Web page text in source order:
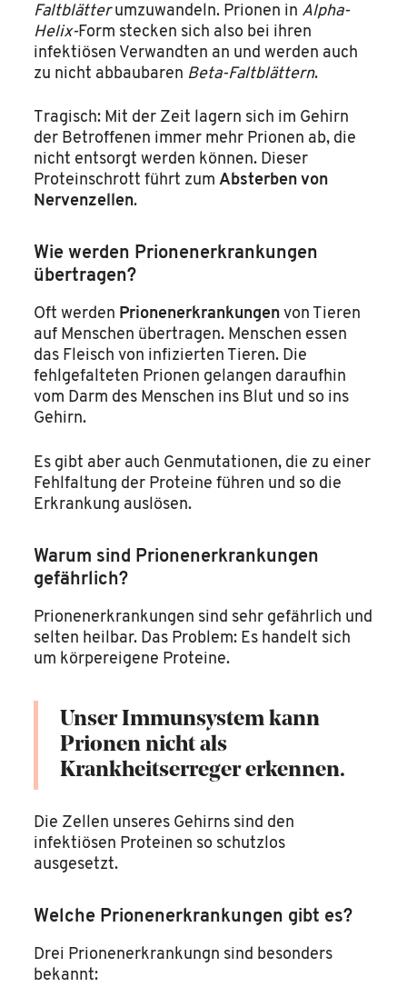
Faltblätterumzuwandeln. Prionen in Alpha-
Helix-Form stecken sich also bei ihren
infektiösen Verwandten an und werden auch
zu nicht abbaubaren Beta-Faltblättern.
Tragisch: Mit der Zeit lagern sich im Gehirn
der Betroffenen immer mehr Prionen ab, die
nicht entsorgt werden können. Dieser
Proteinschrott führt zumAbsterben von
Nervenzellen.
Wie werden Prionenerkrankungen
übertragen?
Oft werden Prionenerkrankungen von Tieren
auf Menschen übertragen. Menschen essen
das Fleisch von infizierten Tieren. Die
fehlgefalteten Prionen gelangen daraufhin
vom Darm des Menschen ins Blut und so ins
Gehirn.
Es gibt aber auch Genmutationen, die zu einer
Fehlfaltung der Proteine führen und so die
Erkrankung auslösen.
Warum sind Prionenerkrankungen
gefährlich?
Prionenerkrankungen sind sehr gefährlich und
selten heilbar. Das Problem: Es handelt sich
um körpereigene Proteine.
Unser Immunsystem kann
Prionen nicht als
Krankheitserreger erkennen.
Die Zellen unseres Gehirns sind den
infektiösen Proteinen so schutzlos
ausgesetzt.
Welche Prionenerkrankungen gibt es?
Drei Prionenerkrankungn sind besonders
bekannt: